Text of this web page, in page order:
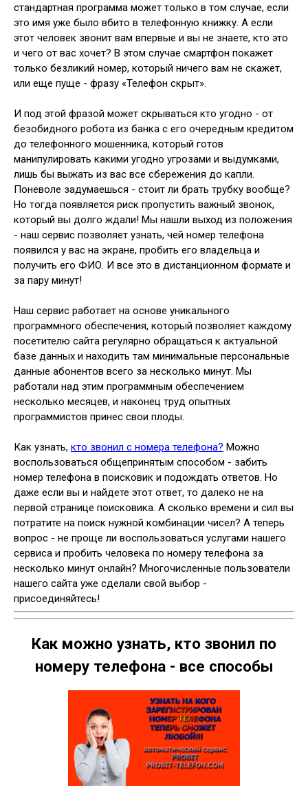
стандартная программа может только в том случае, если
это имя уже было вбито в телефонную книжку. А если
этот человек звонит вам впервые и вы не знаете, кто это
и чего от вас хочет? В этом случае смартфон покажет
только безликий номер, который ничего вам не скажет,
или еще пуще - фразу «Телефон скрыт».
И под этой фразой может скрываться кто угодно - от
безобидного робота из банка с его очередным кредитом
до телефонного мошенника, который готов
манипулировать какими угодно угрозами и выдумками,
лишь бы выжать из вас все сбережения до капли.
Поневоле задумаешься - стоит ли брать трубку вообще?
Но тогда появляется риск пропустить важный звонок,
который вы долго ждали! Мы нашли выход из положения
- наш сервис позволяет узнать, чей номер телефона
появился у вас на экране, пробить его владельца и
получить его ФИО. И все это в дистанционном формате и
за пару минут!
Наш сервис работает на основе уникального
программного обеспечения, который позволяет каждому
посетителю сайта регулярно обращаться к актуальной
базе данных и находить там минимальные персональные
данные абонентов всего за несколько минут. Мы
работали над этим программным обеспечением
несколько месяцев, и наконец труд опытных
программистов принес свои плоды.
Как узнать, кто звонил с номера телефона? Можно
воспользоваться общепринятым способом - забить
номер телефона в поисковик и подождать ответов. Но
даже если вы и найдете этот ответ, то далеко не на
первой странице поисковика. А сколько времени и сил вы
потратите на поиск нужной комбинации чисел? А теперь
вопрос - не проще ли воспользоваться услугами нашего
сервиса и пробить человека по номеру телефона за
несколько минут онлайн? Многочисленные пользователи
нашего сайта уже сделали свой выбор -
присоединяйтесь!
Как можно узнать, кто звонил по
номеру телефона - все способы